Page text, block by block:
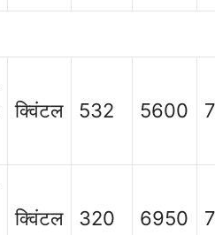
क्विंटल 532 5600
क्विंटल 320 6950